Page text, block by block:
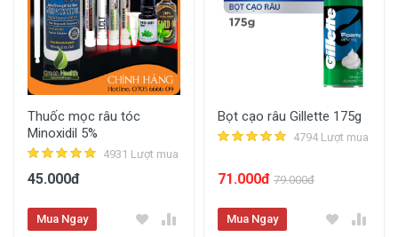
Thuốc mọc râu tóc
Minoxidil 5%
4931 Lượt mua
45.000đ
Mua Ngay
Bọt cạo râu Gillette 175g
4794 Lượt mua
71.000đ 79.000đ
Mua Ngay